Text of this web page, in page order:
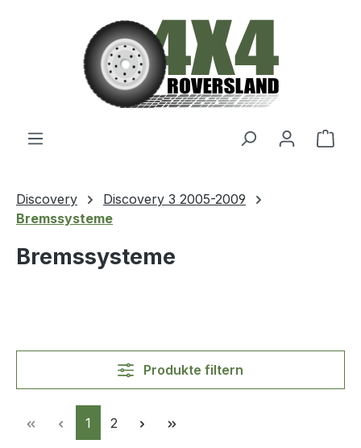
Zum Hauptinhalt springen
Discovery
Discovery 3 2005-2009
Bremssysteme
Bremssysteme
Produkte filtern
Seite
1 Seite
2